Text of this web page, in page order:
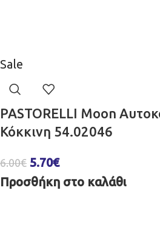
Sale
PASTORELLI Moon
Κόκκινη 54.02046
6.00€ 5.70€
Προσθήκη στο καλάθι